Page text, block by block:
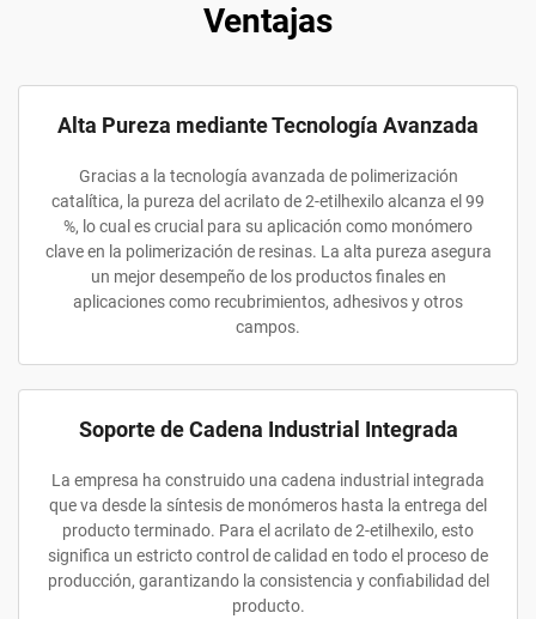
Ventajas
Alta Pureza mediante Tecnología Avanzada
Gracias a la tecnología avanzada de polimerización
catalítica, la pureza del acrilato de 2-etilhexilo alcanza el 99
%, lo cual es crucial para su aplicación como monómero
clave en la polimerización de resinas. La alta pureza asegura
un mejor desempeño de los productos finales en
aplicaciones como recubrimientos, adhesivos y otros
campos.
Soporte de Cadena Industrial Integrada
La empresa ha construido una cadena industrial integrada
que va desde la síntesis de monómeros hasta la entrega del
producto terminado. Para el acrilato de 2-etilhexilo, esto
significa un estricto control de calidad en todo el proceso de
producción, garantizando la consistencia y confiabilidad del
producto.